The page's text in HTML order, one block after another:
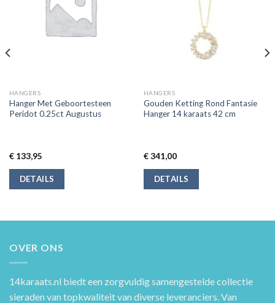
HANGERS
Hanger Met Geboortesteen
Peridot 0.25ct Augustus
€133,95
DETAILS
HANGERS
Gouden Ketting Rond Fantasie
Hanger 14 karaats 42 cm
€341,00
DETAILS
OVER ONS
14karaats.nl biedt een zorgvuldig samengestelde collectie
sieraden van topkwaliteit van diverse leveranciers. Van